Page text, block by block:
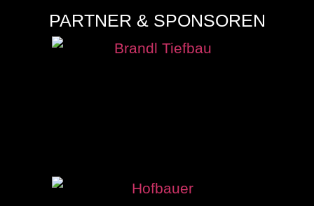
PARTNER & SPONSOREN